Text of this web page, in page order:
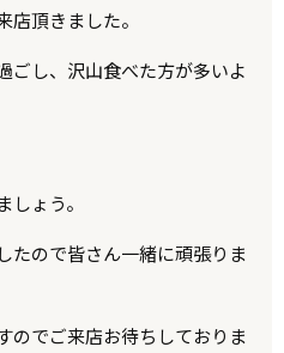
頂きました。
ごし、沢山食べた方が多いよ
ょう。
たので皆さん一緒に頑張りま
のでご来店お待ちしておりま